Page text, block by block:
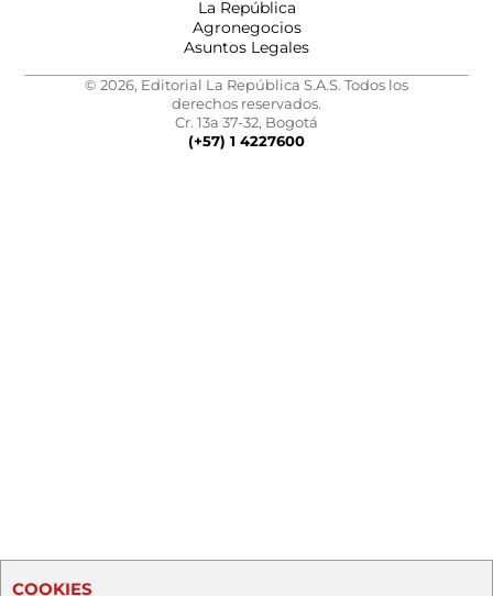
La República
Agronegocios
Asuntos Legales
© 2026, Editorial La República S.A.S. Todos los
derechos reservados.
Cr. 13a 37-32, Bogotá
(+57) 1 4227600
COOKIES